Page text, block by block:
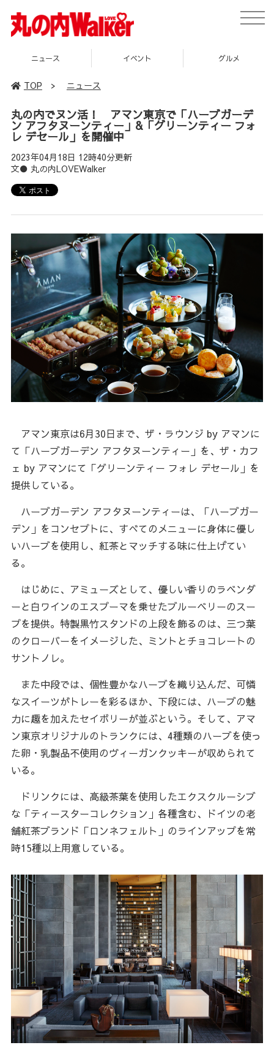
toggle
イベント グルメ スポット
TOP > ニュース
丸の内でヌン活！ アマン東京で「ハーブガーデ
ン アフタヌーンティー」&「グリーンティー フォ
レ デセール」を開催中
2023年04月18日 12時40分更新
文● 丸の内LOVEWalker
アマン東京は6月30日まで、ザ・ラウンジ by アマンに
て「ハーブガーデン アフタヌーンティー」を、ザ・カフ
ェ by アマンにて「グリーンティー フォレ デセール」を
提供している。
ハーブガーデン アフタヌーンティーは、「ハーブガー
デン」をコンセプトに、すべてのメニューに身体に優し
いハーブを使用し、紅茶とマッチする味に仕上げてい
る。
はじめに、アミューズとして、優しい香りのラベンダ
ーと白ワインのエスプーマを乗せたブルーベリーのスー
プを提供。特製黒竹スタンドの上段を飾るのは、三つ葉
のクローバーをイメージした、ミントとチョコレートの
サントノレ。
また中段では、個性豊かなハーブを織り込んだ、可憐
なスイーツがトレーを彩るほか、下段には、ハーブの魅
力に趣を加えたセイボリーが並ぶという。そして、アマ
ン東京オリジナルのトランクには、4種類のハーブを使っ
た卵・乳製品不使用のヴィーガンクッキーが収められて
いる。
ドリンクには、高級茶葉を使用したエクスクルーシブ
な「ティースターコレクション」各種含む、ドイツの老
舗紅茶ブランド「ロンネフェルト」のラインアップを常
時15種以上用意している。